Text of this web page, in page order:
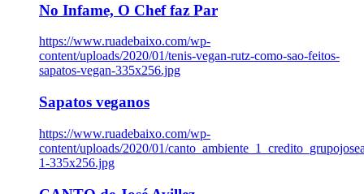
No Infame, O Chef faz Par
https://www.ruadebaixo.com/wp-
content/uploads/2020/01/tenis-vegan-rutz-como-sao-feitos-
sapatos-vegan-335x256.jpg
Sapatos veganos
https://www.ruadebaixo.com/wp-
content/uploads/2020/01/
1-335x256.jpg